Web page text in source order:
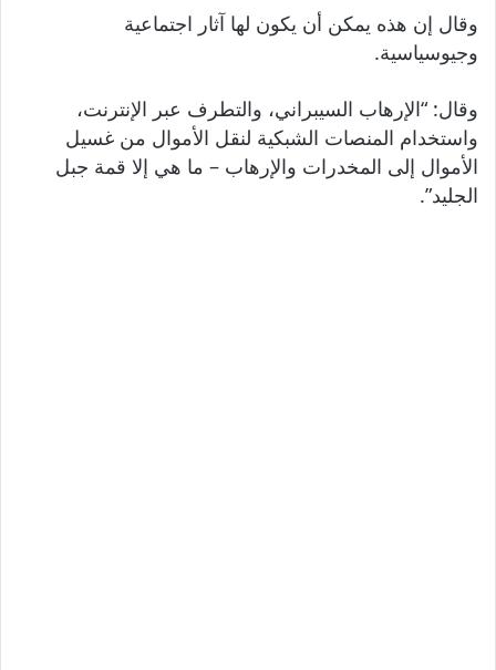
وقال إن هذه يمكن أن يكون لها آثار اجتماعية
وجيوسياسية.
وقال: “الإرهاب السيبراني، والتطرف عبر الإنترنت،
واستخدام المنصات الشبكية لنقل الأموال من غسيل
الأموال إلى المخدرات والإرهاب – ما هي إلا قمة جبل
الجليد”.